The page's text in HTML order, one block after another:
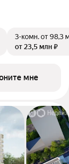
3-комн.от 98,3
от 23,5 млн ₽
мне